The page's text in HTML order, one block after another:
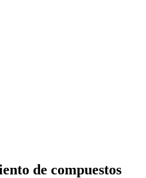
de compuestos